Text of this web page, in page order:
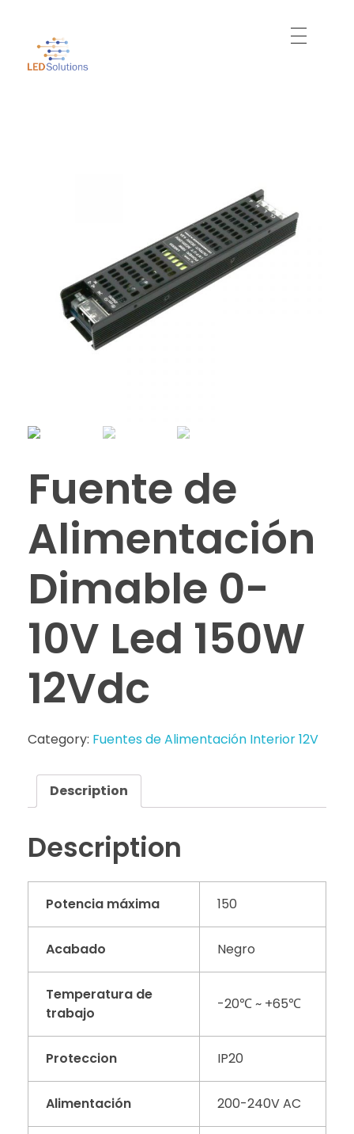
Fuente de
Alimentación
Dimable 0-
10V Led 150W
12Vdc
Category: Fuentes de Alimentación Interior 12V
Description
Description
Potencia máxima 150
Acabado Negro
Temperatura de
trabajo
-20℃ ~ +65℃
Proteccion IP20
Alimentación 200-240V AC